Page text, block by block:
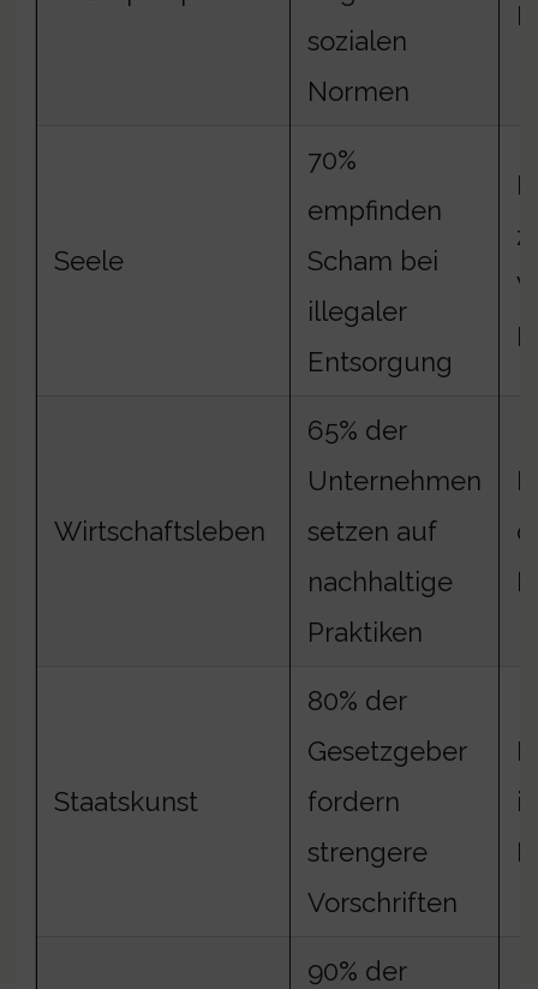
sozialen
Normen
Seele
70%
empfinden
Scham bei
illegaler
Entsorgung
Wirtschaftsleben
65% der
Unternehmen
setzen auf
nachhaltige
Praktiken
Staatskunst
80% der
Gesetzgeber
fordern
strengere
Vorschriften
90% der